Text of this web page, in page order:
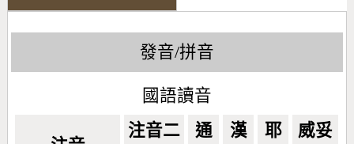
發音/拼音
國語讀音
注音二 通 漢 耶 威妥